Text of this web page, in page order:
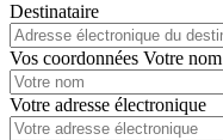
Destinataire
Vos coordonnées Votre nom
Votre adresse électronique